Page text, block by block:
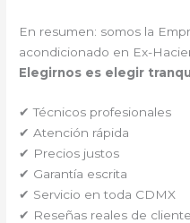
En resumen: somos la
acondicionado en Ex-
Elegirnos es elegir
✔ Técnicos profesionales
✔ Atención rápida
✔ Precios justos
✔ Garantía escrita
✔ Servicio en toda CDMX
✔ Reseñas reales de